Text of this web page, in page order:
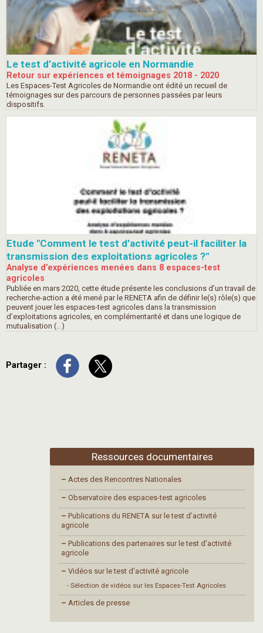
Le test d’activité agricole en Normandie
Retour sur expériences et témoignages 2018 - 2020
Les Espaces-Test Agricoles de Normandie ont édité un recueil de
témoignages sur des parcours de personnes passées par leurs
dispositifs.
Etude "Comment le test d’activité peut-il faciliter la
transmission des exploitations agricoles ?"
Analyse d’expériences menées dans 8 espaces-test
agricoles
Publiée en mars 2020, cette étude présente les conclusions d’un travail de
recherche-action a été mené par le RENETA afin de définir le(s) rôle(s) que
peuvent jouer les espaces-test agricoles dans la transmission
d’exploitations agricoles, en complémentarité et dans une logique de
mutualisation (…)
Partager :
Ressources documentaires
– Actes des Rencontres Nationales
– Observatoire des espaces-test agricoles
– Publications du RENETA sur le test d’activité
agricole
– Publications des partenaires sur le test d’activité
agricole
– Vidéos sur le test d’activité agricole
- Sélection de vidéos sur les Espaces-Test Agricoles
– Articles de presse